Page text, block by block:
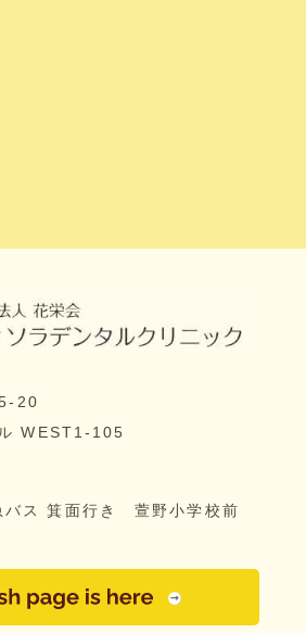
20
WEST1-105
バス 箕面行き 萱野小学校前